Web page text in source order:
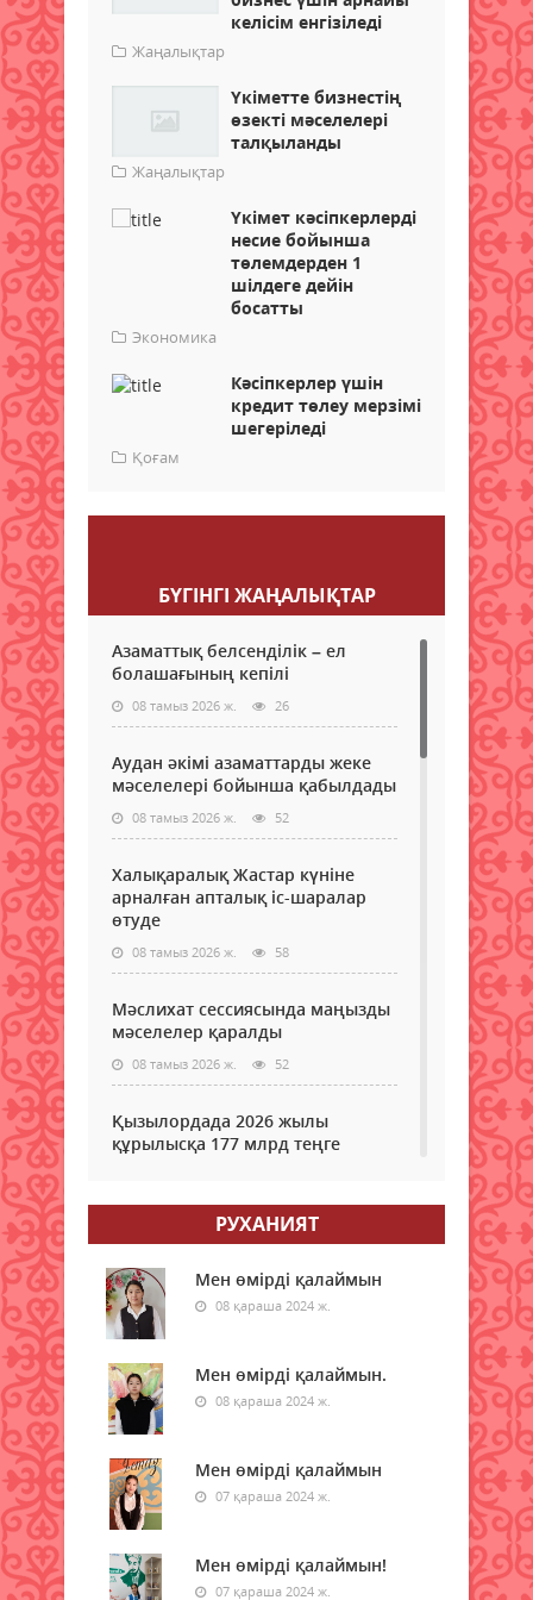
келісім енгізіледі
Жаңалықтар
Үкіметте бизнестің
өзекті мәселелері
талқыланды
Жаңалықтар
Үкімет кәсіпкерлерді
несие бойынша
төлемдерден 1
шілдеге дейін
босатты
Экономика
Кәсіпкерлер үшін
кредит төлеу мерзімі
шегеріледі
Қоғам
БҮГІНГI ЖАҢАЛЫҚТАР
Азаматтық белсенділік – ел
болашағының кепілі
08 тамыз 2026 ж. 26
Аудан әкімі азаматтарды жеке
мәселелері бойынша қабылдады
08 тамыз 2026 ж. 52
Халықаралық Жастар күніне
арналған апталық іс-шаралар
өтуде
08 тамыз 2026 ж. 58
Мәслихат сессиясында маңызды
мәселелер қаралды
08 тамыз 2026 ж. 52
Қызылордада 2026 жылы
құрылысқа 177 млрд теңге
зауыты салынады
08 тамыз 2026 ж. 50
Қазақстанның басым бөлігінде
жауын-шашынсыз ауа райы
күтіледі
Ғалымдар «климаттық
әткеншек» құбылысы туралы
08 тамыз 2026 ж. 55
РУХАНИЯТ
Мен өмірді қалаймын
08 қараша 2024 ж.
Мен өмірді қалаймын.
08 қараша 2024 ж.
Мен өмірді қалаймын
07 қараша 2024 ж.
Мен өмірді қалаймын!
07 қараша 2024 ж.